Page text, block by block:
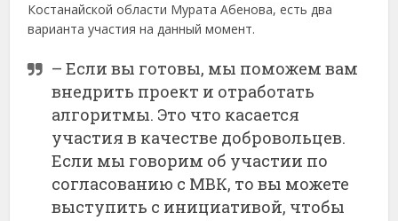
Костанайской области Мурата Абенова, есть два
варианта участия на данный момент.
– Если вы готовы, мы поможем вам
внедрить проект и отработать
алгоритмы. Это что касается
участия в качестве добровольцев.
Если мы говорим об участии по
согласованию с МВК, то вы можете
выступить с инициативой, чтобы